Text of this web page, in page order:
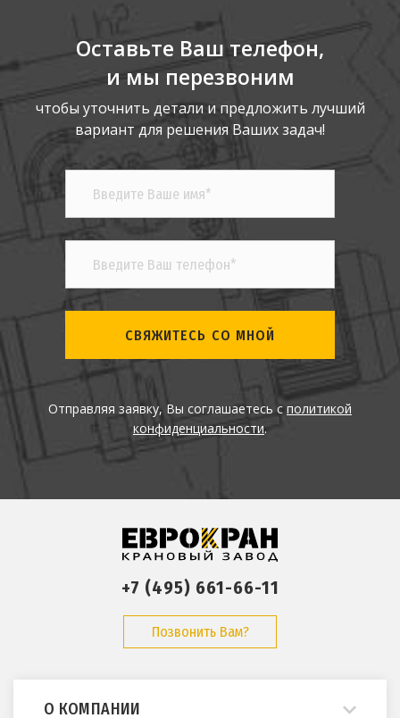
Оставьте Ваш телефон,
и мы перезвоним
чтобы уточнить детали и предложить лучший
вариант для решения Ваших задач!
СВЯЖИТЕСЬ СО МНОЙ
Отправляя заявку, Вы соглашаетесь сполитикой
конфиденциальности.
+7 (495) 661-66-11
Позвонить Вам?
О КОМПАНИИ